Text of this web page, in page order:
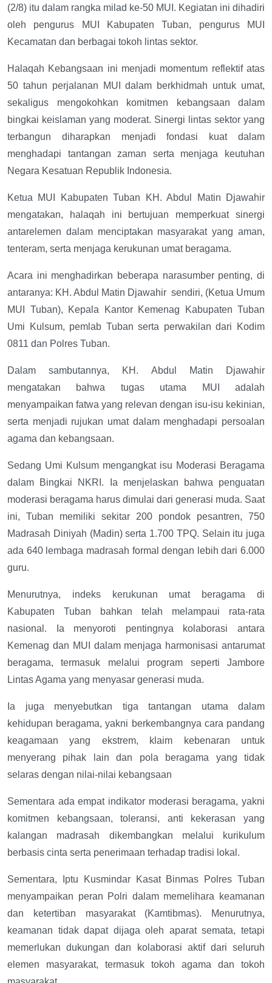
(2/8) itu dalam rangka milad ke-50 MUI. Kegiatan ini dihadiri
oleh pengurus MUI Kabupaten Tuban, pengurus MUI
Kecamatan dan berbagai tokoh lintas sektor.
Halaqah Kebangsaan ini menjadi momentum reflektif atas
50 tahun perjalanan MUI dalam berkhidmah untuk umat,
sekaligus mengokohkan komitmen kebangsaan dalam
bingkai keislaman yang moderat. Sinergi lintas sektor yang
terbangun diharapkan menjadi fondasi kuat dalam
menghadapi tantangan zaman serta menjaga keutuhan
Negara Kesatuan Republik Indonesia.
Ketua MUI Kabupaten Tuban KH. Abdul Matin Djawahir
mengatakan, halaqah ini bertujuan memperkuat sinergi
antarelemen dalam menciptakan masyarakat yang aman,
tenteram, serta menjaga kerukunan umat beragama.
Acara ini menghadirkan beberapa narasumber penting, di
antaranya: KH. Abdul Matin Djawahir sendiri, (Ketua Umum
MUI Tuban), Kepala Kantor Kemenag Kabupaten Tuban
Umi Kulsum, pemlab Tuban serta perwakilan dari Kodim
0811 dan Polres Tuban.
Dalam sambutannya, KH. Abdul Matin Djawahir
mengatakan bahwa tugas utama MUI adalah
menyampaikan fatwa yang relevan dengan isu-isu kekinian,
serta menjadi rujukan umat dalam menghadapi persoalan
agama dan kebangsaan.
Sedang Umi Kulsum mengangkat isu Moderasi Beragama
dalam Bingkai NKRI. Ia menjelaskan bahwa penguatan
moderasi beragama harus dimulai dari generasi muda. Saat
ini, Tuban memiliki sekitar 200 pondok pesantren, 750
Madrasah Diniyah (Madin) serta 1.700 TPQ. Selain itu juga
ada 640 lembaga madrasah formal dengan lebih dari 6.000
guru.
Menurutnya, indeks kerukunan umat beragama di
Kabupaten Tuban bahkan telah melampaui rata-rata
nasional. Ia menyoroti pentingnya kolaborasi antara
Kemenag dan MUI dalam menjaga harmonisasi antarumat
beragama, termasuk melalui program seperti Jambore
Lintas Agama yang menyasar generasi muda.
Ia juga menyebutkan tiga tantangan utama dalam
kehidupan beragama, yakni berkembangnya cara pandang
keagamaan yang ekstrem, klaim kebenaran untuk
menyerang pihak lain dan pola beragama yang tidak
selaras dengan nilai-nilai kebangsaan
Sementara ada empat indikator moderasi beragama, yakni
komitmen kebangsaan, toleransi, anti kekerasan yang
kalangan madrasah dikembangkan melalui kurikulum
berbasis cinta serta penerimaan terhadap tradisi lokal.
Sementara, Iptu Kusmindar Kasat Binmas Polres Tuban
menyampaikan peran Polri dalam memelihara keamanan
dan ketertiban masyarakat (Kamtibmas). Menurutnya,
keamanan tidak dapat dijaga oleh aparat semata, tetapi
memerlukan dukungan dan kolaborasi aktif dari seluruh
elemen masyarakat, termasuk tokoh agama dan tokoh